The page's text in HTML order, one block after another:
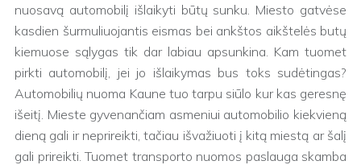
nuosavą automobilį išlaikyti būtų sunku. Miesto gatvėse
kasdien šurmuliuojantis eismas bei ankštos aikštelės butų
kiemuose sąlygas tik dar labiau apsunkina. Kam tuomet
pirkti automobilį, jei jo išlaikymas bus toks sudėtingas?
Automobilių nuoma Kaune tuo tarpu siūlo kur kas geresnę
išeitį. Mieste gyvenančiam asmeniui automobilio kiekvieną
dieną gali ir neprireikti, tačiau išvažiuoti į kitą miestą ar šalį
gali prireikti. Tuomet transporto nuomos paslauga skamba